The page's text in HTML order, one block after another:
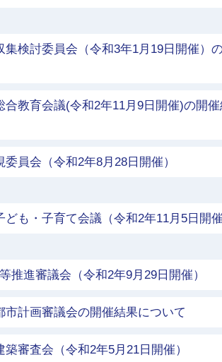
集検討委員会（令和3年1月19日開催）
合教育会議(令和2年11月9日開催)の開催
員会（令和2年8月28日開催）
も・子育て会議（令和2年11月5日開催
推進審議会（令和2年9月29日開催）
市計画審議会の開催結果について
審査会（令和2年5月21日開催）